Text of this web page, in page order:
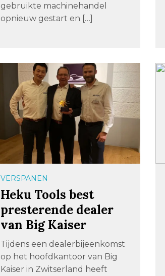
gebruikte machinehandel
opnieuw gestart en […]
VERSPANEN
Heku Tools best
presterende dealer
van Big Kaiser
Tijdens een dealerbijeenkomst
op het hoofdkantoor van Big
Kaiser in Zwitserland heeft